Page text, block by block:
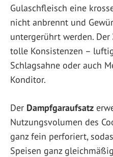
Gulaschfleisch eine
nicht anbrennt und
untergerührt werden. Der
tolle Konsistenzen –
Schlagsahne oder auch
Konditor.
Der Dampfgaraufsatz
Nutzungsvolumen des
ganz fein perforiert,
Speisen ganz